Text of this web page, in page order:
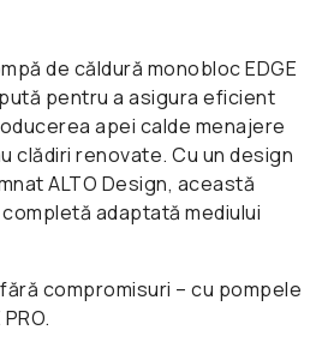
de căldură monobloc EDGE
pentru a asigura eficient
apei calde menajere
clădiri renovate. Cu un design
ALTO Design, această
adaptată mediului
compromisuri – cu pompele